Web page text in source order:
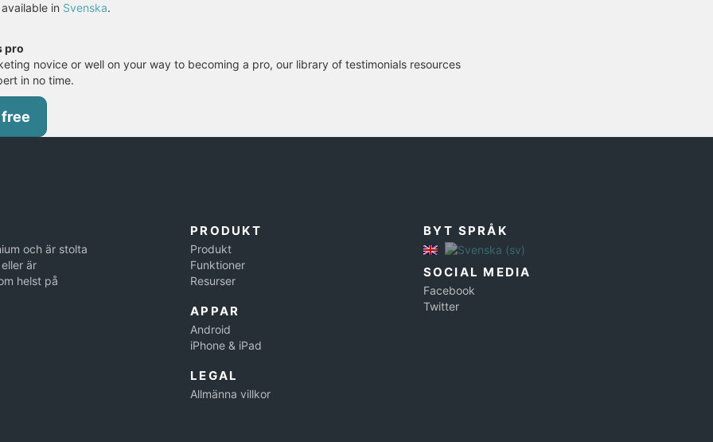
in Svenska.
pro
novice or well on your way to becoming a pro, our library of testimonials resources
in no time.
och är stolta
är
helst på
PRODUKT
Produkt
Funktioner
Resurser
APPAR
Android
iPhone & iPad
LEGAL
Allmänna villkor
BYT SPRÅK
SOCIAL MEDIA
Facebook
Twitter